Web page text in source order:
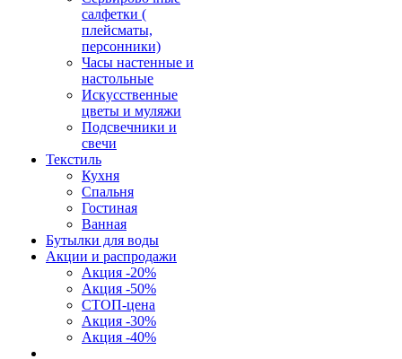
салфетки (
плейсматы,
персонники)
Часы настенные и
настольные
Искусственные
цветы и муляжи
Подсвечники и
свечи
Текстиль
Кухня
Спальня
Гостиная
Ванная
Бутылки для воды
Акции и распродажи
Акция -20%
Акция -50%
СТОП-цена
Акция -30%
Акция -40%